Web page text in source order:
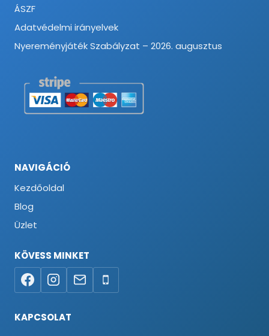
ÁSZF
Adatvédelmi irányelvek
Nyereményjáték Szabályzat – 2026. augusztus
NAVIGÁCIÓ
Kezdőoldal
Blog
Üzlet
KÖVESS MINKET
KAPCSOLAT